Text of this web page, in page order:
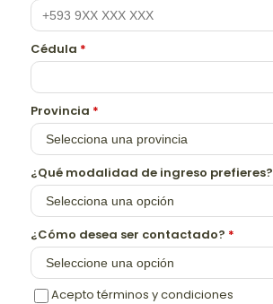
Cédula *
Provincia *
¿Qué modalidad de ingreso prefieres?
¿Cómo desea ser contactado? *
Acepto términos y condiciones